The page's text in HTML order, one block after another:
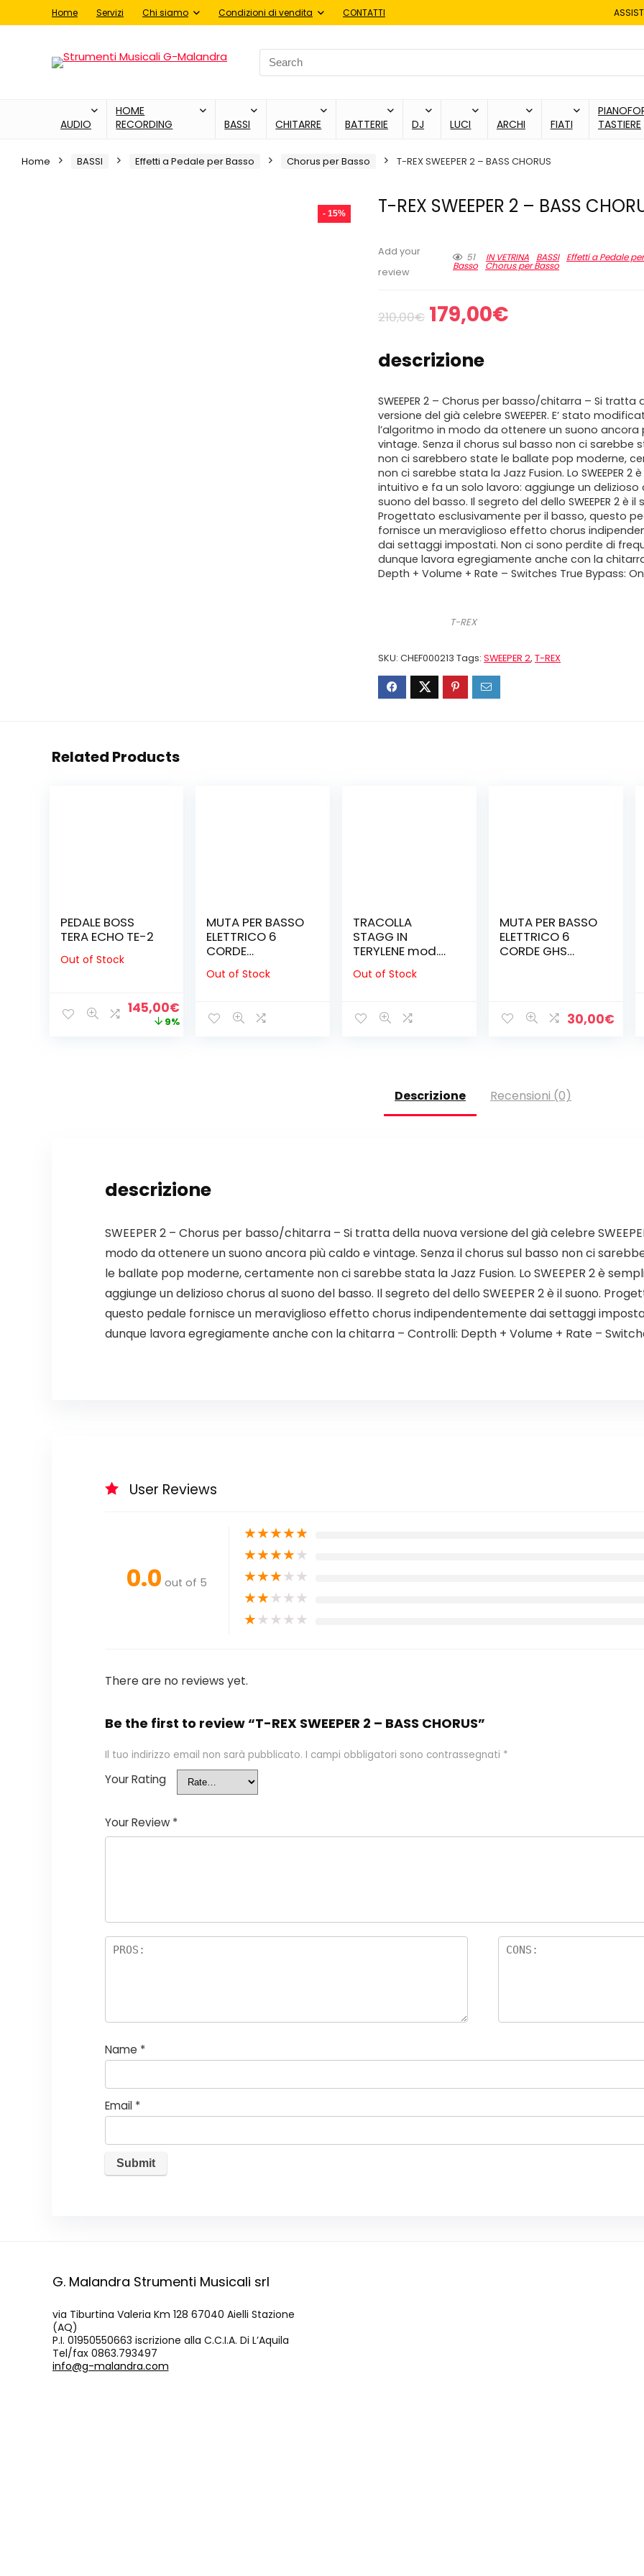
Home Servizi Chi siamo Condizioni di vendita CONTATTI
Search
for:
AUDIO
HOME
RECORDING
BASSI CHITARRE BATTERIE DJ LUCI ARCHI FIATI
TASTIERE
Home BASSI Effetti a Pedale per Basso Chorus per Basso T-REX SWEEPER 2 – BASS CHORUS
- 15% T-REX SWEEPER 2 – BASS
Add your
review
51 IN VETRINA BASSI Effetti a Pedale per
Basso Chorus per Basso
210,00€ Il
prezzo
originale
era:
210,00€.
179,00€
179,00€.
descrizione
SWEEPER 2 – Chorus per basso/chitarra – Si tratta
versione del già celebre SWEEPER. E’ stato
l’algoritmo in modo da ottenere un suono ancora
vintage. Senza il chorus sul basso non ci sarebbe
non ci sarebbero state le ballate pop moderne,
non ci sarebbe stata la Jazz Fusion. Lo SWEEPER 2
intuitivo e fa un solo lavoro: aggiunge un delizioso
suono del basso. Il segreto del dello SWEEPER 2 è il
Progettato esclusivamente per il basso, questo
fornisce un meraviglioso effetto chorus
dai settaggi impostati. Non ci sono perdite di
dunque lavora egregiamente anche con la
Depth + Volume + Rate – Switches True Bypass:
T-REX
SKU:CHEF000213 Tags:SWEEPER 2,T-REX
Related Products
PEDALE BOSS
TERA ECHO TE-2
Out of Stock
Il
prezzo
145,00€Il
prezzo
9%
MUTA PER BASSO
ELETTRICO 6
CORDE
D’ADDARIO EXL
170-6 LONG
(SPEDIZIONE
GRATUITA)
Out of Stock
TRACOLLA
STAGG IN
TERYLENE mod.
WOLF
Out of Stock
MUTA PER BASSO
ELETTRICO 6
CORDE GHS
(SPEDIZIONE
GRATUITA) 30,00€
Descrizione Recensioni (0)
descrizione
SWEEPER 2 – Chorus per basso/chitarra – Si tratta della nuova versione del già celebre
modo da ottenere un suono ancora più caldo e vintage. Senza il chorus sul basso non ci
le ballate pop moderne, certamente non ci sarebbe stata la Jazz Fusion. Lo SWEEPER 2 è
aggiunge un delizioso chorus al suono del basso. Il segreto del dello SWEEPER 2 è il suono.
questo pedale fornisce un meraviglioso effetto chorus indipendentemente dai settaggi
dunque lavora egregiamente anche con la chitarra – Controlli: Depth + Volume + Rate –
User Reviews
0.0 out of 5
★★★★★
★★★★★
★★★★★
★★★★★
★★★★★
There are no reviews yet.
Be the first to review “T-REX SWEEPER 2 – BASS CHORUS”
Il tuo indirizzo email non sarà pubblicato. I campi obbligatori sono contrassegnati *
Your Rating
Your Review *
Name *
Email *
G. Malandra Strumenti Musicali srl
via Tiburtina Valeria Km 128 67040 Aielli Stazione
(AQ)
P.I. 01950550663 iscrizione alla C.C.I.A. Di L’Aquila
Tel/fax 0863.793497
info@g-malandra.com